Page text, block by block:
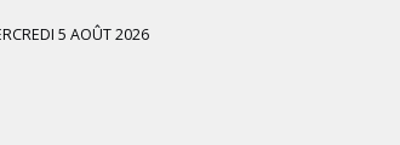
5 AOÛT 2026